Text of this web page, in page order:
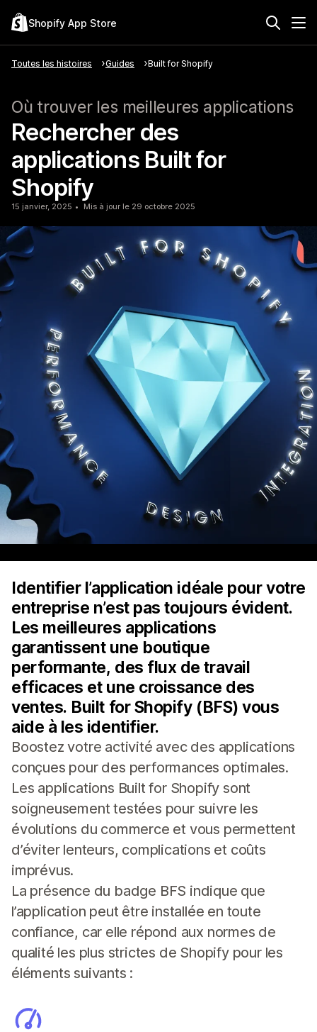
Shopify App Store
Toutes les histoires Guides Built for Shopify
Où trouver les meilleures applications
Rechercher des
applications Built for
Shopify
15 janvier, 2025 Mis à jour le 29 octobre 2025
Identifier l’application idéale pour votre
entreprise n’est pas toujours évident.
Les meilleures applications
garantissent une boutique
performante, des flux de travail
efficaces et une croissance des
ventes. Built for Shopify (BFS) vous
aide à les identifier.
Boostez votre activité avec des applications
conçues pour des performances optimales.
Les applications Built for Shopify sont
soigneusement testées pour suivre les
évolutions du commerce et vous permettent
d’éviter lenteurs, complications et coûts
imprévus.
La présence du badge BFS indique que
l’application peut être installée en toute
confiance, car elle répond aux normes de
qualité les plus strictes de Shopify pour les
éléments suivants :